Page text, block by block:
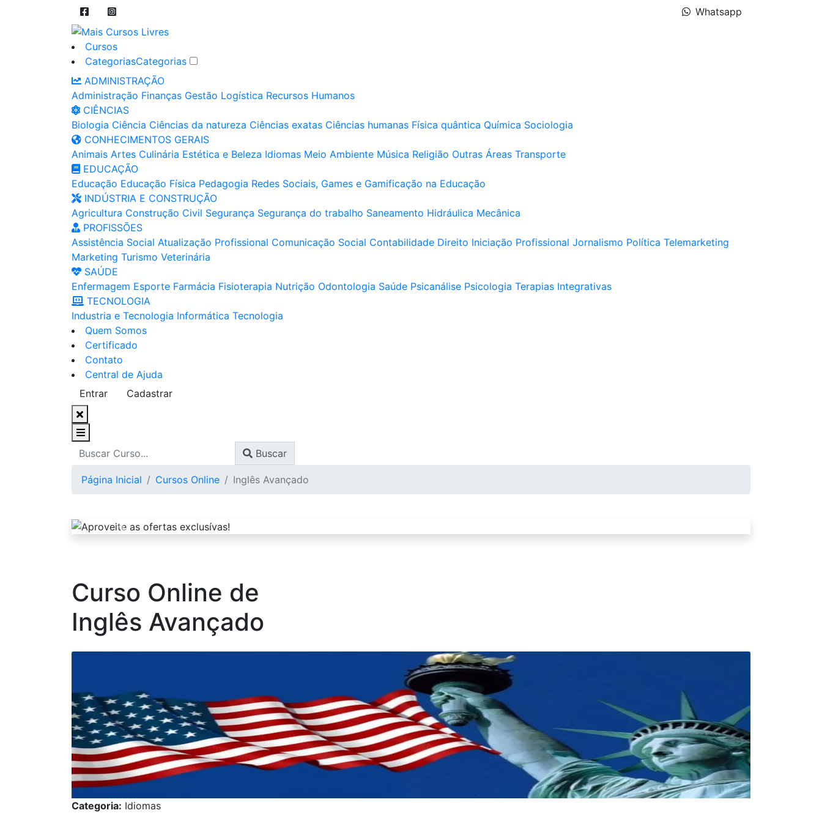
Whatsapp
Cursos
CategoriasCategorias
ADMINISTRAÇÃO
Administração Finanças Gestão Logística Recursos Humanos
CIÊNCIAS
Biologia Ciência Ciências da natureza Ciências exatas Ciências humanas Física quântica Química Sociologia
CONHECIMENTOS GERAIS
Animais Artes Culinária Estética e Beleza Idiomas Meio Ambiente Música Religião Outras Áreas Transporte
EDUCAÇÃO
Educação Educação Física Pedagogia Redes Sociais, Games e Gamificação na Educação
INDÚSTRIA E CONSTRUÇÃO
Agricultura Construção Civil Segurança Segurança do trabalho Saneamento Hidráulica Mecânica
PROFISSÕES
Assistência Social Atualização Profissional Comunicação Social Contabilidade Direito Iniciação Profissional Jornalismo Política Telemarketing
Marketing Turismo Veterinária
SAÚDE
Enfermagem Esporte Farmácia Fisioterapia Nutrição Odontologia Saúde Psicanálise Psicologia Terapias Integrativas
TECNOLOGIA
Industria e Tecnologia Informática Tecnologia
Quem Somos
Certificado
Contato
Central de Ajuda
Entrar
Cadastrar
Buscar
Página Inicial Cursos Online Inglês Avançado
Curso Online de
Inglês Avançado
Categoria: Idiomas